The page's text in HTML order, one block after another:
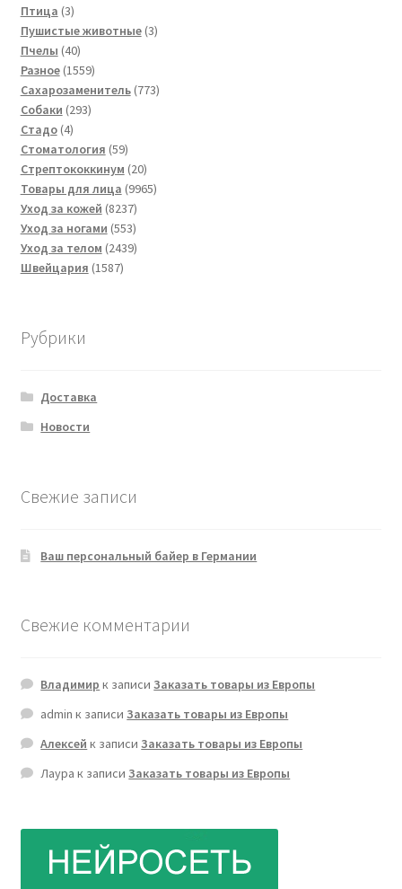
Птица 33
товара
Пушистые животные 33
Пчелы 4040
товаров
Разное 15591559
товаров
Сахарозаменитель 773773
Собаки 293293
Стадо 44
товара
Стоматология 5959
товаров
Стрептококкинум 2020
товаров
Товары для лица 99659965
Уход за кожей 82378237
товаров
Уход за ногами 553553
товара
Уход за телом 24392439
Швейцария 15871587
Рубрики
Доставка
Новости
Свежие записи
Ваш персональный байер в Германии
Свежие комментарии
Владимир к записиЗаказать товары из Европы
admin к записиЗаказать товары из Европы
Алексей к записиЗаказать товары из Европы
Лаура к записиЗаказать товары из Европы